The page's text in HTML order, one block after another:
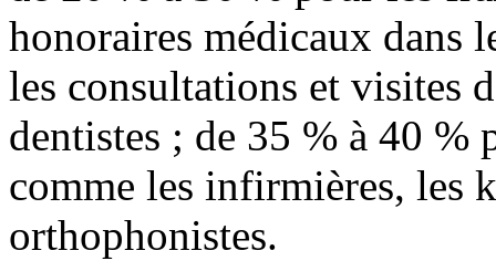
honoraires médicaux dans
les consultations et visites
dentistes ; de 35 % à 40
comme les infirmières, les
orthophonistes.